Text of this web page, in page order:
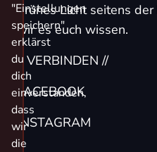
grünes Licht seitens
wir es euch wissen.
// VERBINDEN //
FACEBOOK
INSTAGRAM
"Einstellungen
speichern"
erklärst
du
dich
einverstanden,
dass
wir
die